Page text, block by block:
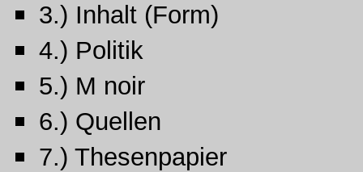
3.) Inhalt (Form)
4.) Politik
5.) M noir
6.) Quellen
7.) Thesenpapier